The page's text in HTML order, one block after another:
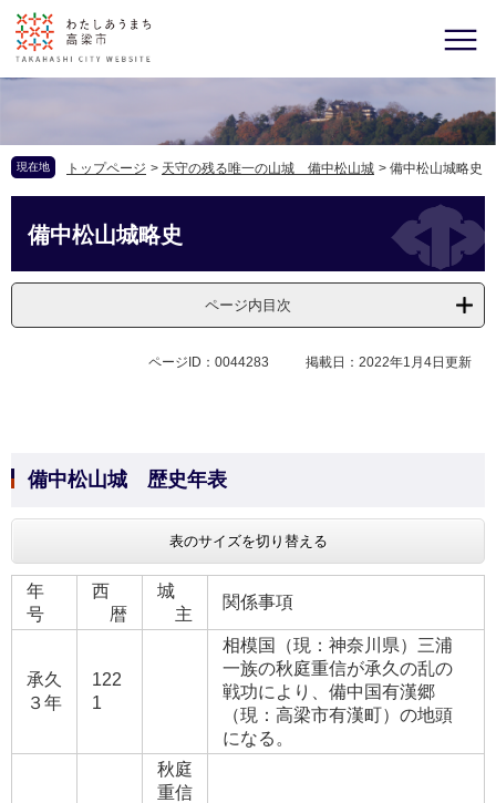
現在地 トップページ > 天守の残る唯一の山城 備中松山城 > 備中松山城略史
備中松山城略史
ページ内目次
ページID：0044283 掲載日：2022年1月4日更新
備中松山城 歴史年表
表のサイズを切り替える
年
号
西
暦
城
主
関係事項
承久
３年
122
1
相模国（現：神奈川県）三浦
一族の秋庭重信が承久の乱の
戦功により、備中国有漢郷
（現：高梁市有漢町）の地頭
になる。
秋庭
重信